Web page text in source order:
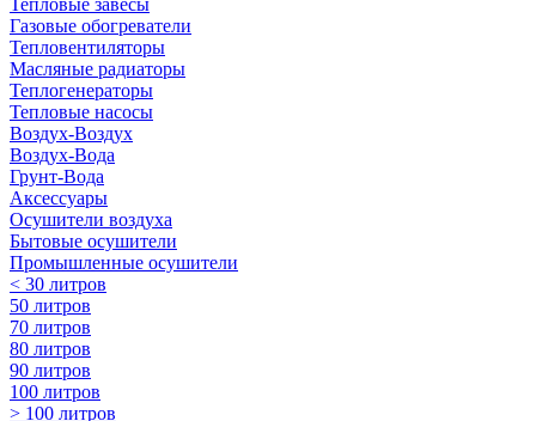
Тепловые завесы
Газовые обогреватели
Тепловентиляторы
Масляные радиаторы
Теплогенераторы
Тепловые насосы
Воздух-Воздух
Воздух-Вода
Грунт-Вода
Аксессуары
Осушители воздуха
Бытовые осушители
Промышленные осушители
< 30 литров
50 литров
70 литров
80 литров
90 литров
100 литров
> 100 литров